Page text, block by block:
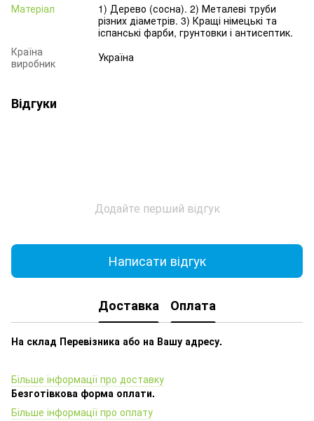
Матеріал
1) Дерево (сосна). 2) Металеві труби
різних діаметрів. 3) Кращі німецькі та
іспанські фарби, грунтовки і антисептик.
Країна
виробник
Україна
Відгуки
Додайте перший відгук
Написати відгук
Доставка Оплата
На склад Перевізника або на Вашу адресу.
Більше інформації про доставку
Безготівкова форма оплати.
Більше інформації про оплату